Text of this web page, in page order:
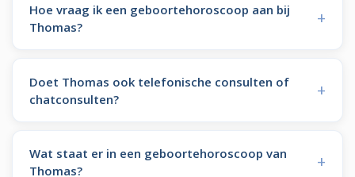
Hoe vraag ik een geboortehoroscoop aan bij
Thomas?
Doet Thomas ook telefonische consulten of
chatconsulten?
Wat staat er in een geboortehoroscoop van
Thomas?